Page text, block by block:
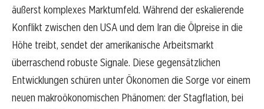
äußerst komplexes Marktumfeld. Während der eskalierende
Konflikt zwischen den USA und dem Iran die Ölpreise in die
Höhe treibt, sendet der amerikanische Arbeitsmarkt
überraschend robuste Signale. Diese gegensätzlichen
Entwicklungen schüren unter Ökonomen die Sorge vor einem
neuen makroökonomischen Phänomen: der Stagflation, bei